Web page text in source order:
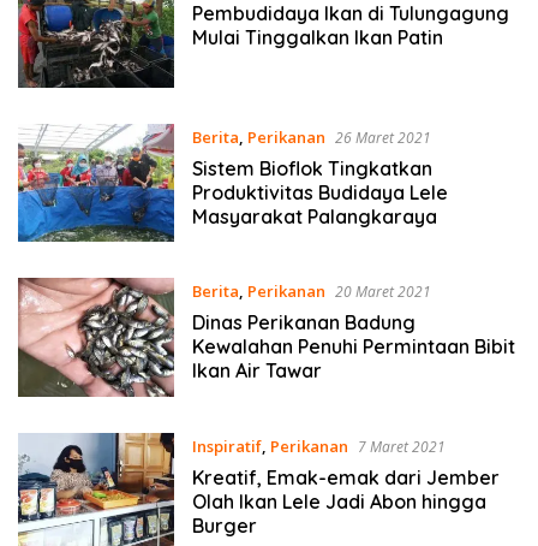
Pembudidaya Ikan di Tulungagung
Mulai Tinggalkan Ikan Patin
Berita, Perikanan 26 Maret 2021
Sistem Bioflok Tingkatkan
Produktivitas Budidaya Lele
Masyarakat Palangkaraya
Berita, Perikanan 20 Maret 2021
Dinas Perikanan Badung
Kewalahan Penuhi Permintaan Bibit
Ikan Air Tawar
Inspiratif, Perikanan 7 Maret 2021
Kreatif, Emak-emak dari Jember
Olah Ikan Lele Jadi Abon hingga
Burger